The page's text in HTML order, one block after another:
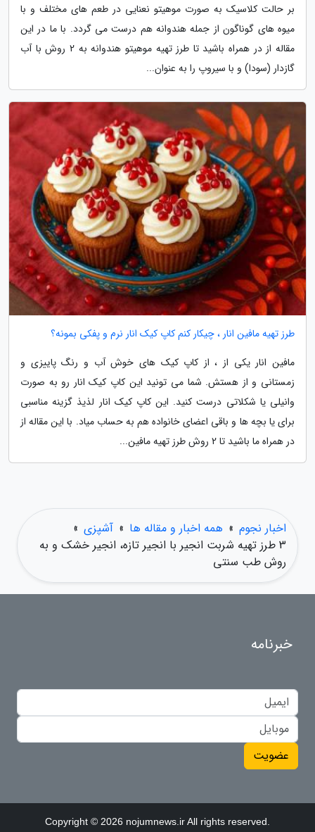
بر حالت کلاسیک به صورت موهیتو نعنایی در طعم های مختلف و با
میوه های گوناگون از جمله هندوانه هم درست می گردد. با ما در این
مقاله از در همراه باشید تا طرز تهیه موهیتو هندوانه به 2 روش با آب
گازدار (سودا) و با سیروپ را به عنوان...
طرز تهیه مافین انار ، چیکار کنم کاپ کیک انار نرم و پفکی بمونه؟
مافین انار یکی از ، از کاپ کیک های خوش آب و رنگ پاییزی و
زمستانی و از هستش. شما می تونید این کاپ کیک انار رو به صورت
وانیلی یا شکلاتی درست کنید. این کاپ کیک انار لذیذ گزینه مناسبی
برای یا بچه ها و باقی اعضای خانواده هم به حساب میاد. با این مقاله از
در همراه ما باشید تا 2 روش طرز تهیه مافین...
اخبار نجوم » همه اخبار و مقاله ها » آشپزی »
3 طرز تهیه شربت انجیر با انجیر تازه، انجیر خشک و به
روش طب سنتی
خبرنامه
عضویت
Copyright © 2026 nojumnews.ir All rights reserved.